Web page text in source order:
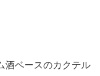
酒ベースのカクテル